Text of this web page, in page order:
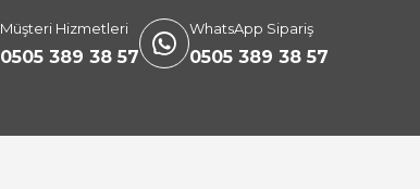
Müşteri Hizmetleri
0505 389 38 57
WhatsApp Sipariş
0505 389 38 57